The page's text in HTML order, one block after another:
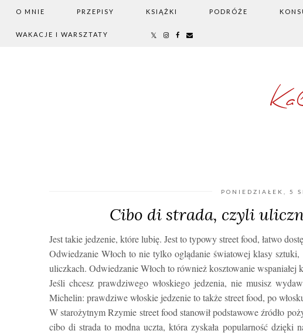
O MNIE PRZEPISY KSIĄŻKI PODRÓŻE
WAKACJE I WARSZTATY
PONIEDZIAŁEK, 5
Cibo di strada, czyli
Jest takie jedzenie, które lubię. Jest to typowy street food, łatwo
Odwiedzanie Włoch to nie tylko oglądanie światowej klasy
uliczkach. Odwiedzanie Włoch to również kosztowanie wspaniałej
Jeśli chcesz prawdziwego włoskiego jedzenia, nie musisz
Michelin: prawdziwe włoskie jedzenie to także street food, po
W starożytnym Rzymie street food stanowił podstawowe źródło
cibo di strada to modna uczta, która zyskała popularność